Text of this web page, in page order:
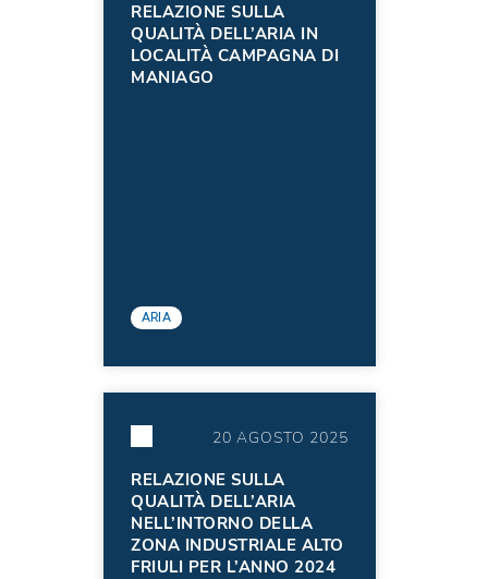
RELAZIONE SULLA
QUALITÀ DELL’ARIA IN
LOCALITÀ CAMPAGNA DI
MANIAGO
ARIA
20 AGOSTO 2025
RELAZIONE SULLA
QUALITÀ DELL’ARIA
NELL’INTORNO DELLA
ZONA INDUSTRIALE ALTO
FRIULI PER L’ANNO 2024